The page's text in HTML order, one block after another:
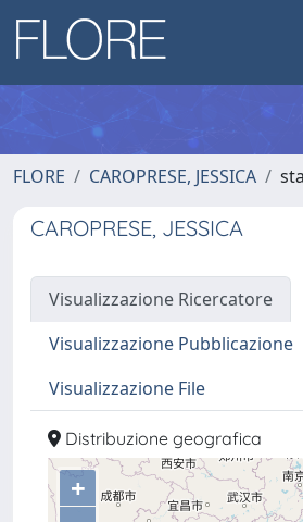
FLORE CAROPRESE, JESSICA
CAROPRESE, JESSICA
Visualizzazione Ricercatore
Visualizzazione Pubblicazione
Visualizzazione File
Distribuzione geografica
+